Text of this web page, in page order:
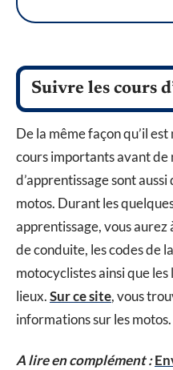
Suivre les cours
De la même façon qu’il
cours importants avant
d’apprentissage sont aussi
motos. Durant les
apprentissage, vous
de conduite, les codes de
motocyclistes ainsi que
lieux.Sur ce site, vous
informations sur les motos.
A lire en complément :